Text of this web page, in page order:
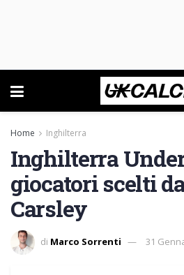
Home Inghilterra
Inghilterra Under
giocatori scelti
Carsley
di Marco Sorrenti 31